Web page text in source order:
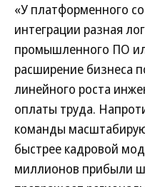
«У платформенного
интеграции разная
промышленного ПО
расширение бизнеса
линейного роста
оплаты труда.
команды
быстрее кадровой
миллионов прибыли